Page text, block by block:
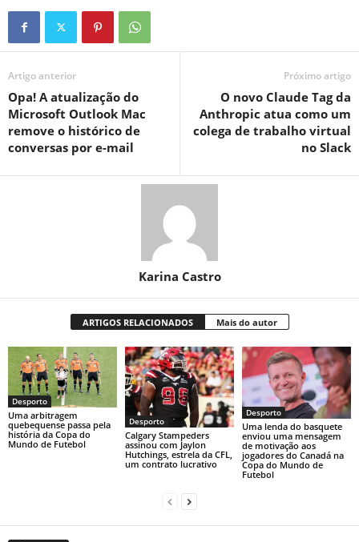
Artigo anterior
Opa! A atualização do
Microsoft Outlook Mac
remove o histórico de
conversas por e-mail
Próximo artigo
O novo Claude Tag da
Anthropic atua como um
colega de trabalho virtual
no Slack
Karina Castro
ARTIGOS RELACIONADOS Mais do autor
Desporto
Uma arbitragem
quebequense passa pela
história da Copa do
Mundo de Futebol
Desporto
Calgary Stampeders
assinou com Jaylon
Hutchings, estrela da CFL,
um contrato lucrativo
Desporto
Uma lenda do basquete
enviou uma mensagem
de motivação aos
jogadores do Canadá na
Copa do Mundo de
Futebol